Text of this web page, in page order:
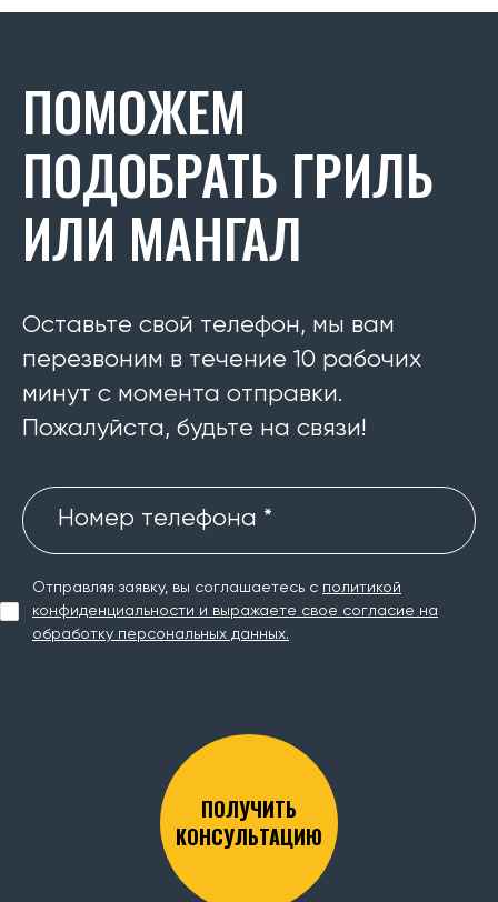
ПОМОЖЕМ
ПОДОБРАТЬ ГРИЛЬ
ИЛИ МАНГАЛ
Оставьте свой телефон, мы вам
перезвоним в течение 10 рабочих
минут с момента отправки.
Пожалуйста, будьте на связи!
Номер телефона *
Отправляя заявку, вы соглашаетесь с политикой
конфиденциальности и выражаете свое согласие на
обработку персональных данных.
ПОЛУЧИТЬ
КОНСУЛЬТАЦИЮ